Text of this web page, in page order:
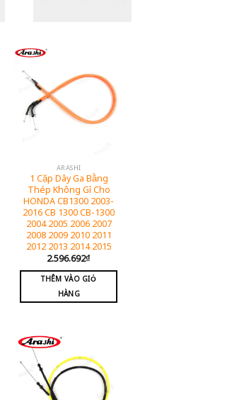
ARASHI
1 Cặp Dây Ga Bằng
Thép Không Gỉ Cho
HONDA CB1300 2003-
2016 CB 1300 CB-1300
2004 2005 2006 2007
2008 2009 2010 2011
2012 2013 2014 2015
2.596.692₫
THÊM VÀO GIỎ
HÀNG